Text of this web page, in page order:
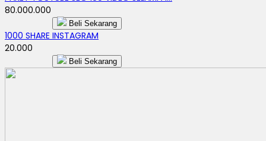
80.000.000
Beli Sekarang
1000 SHARE INSTAGRAM
20.000
Beli Sekarang